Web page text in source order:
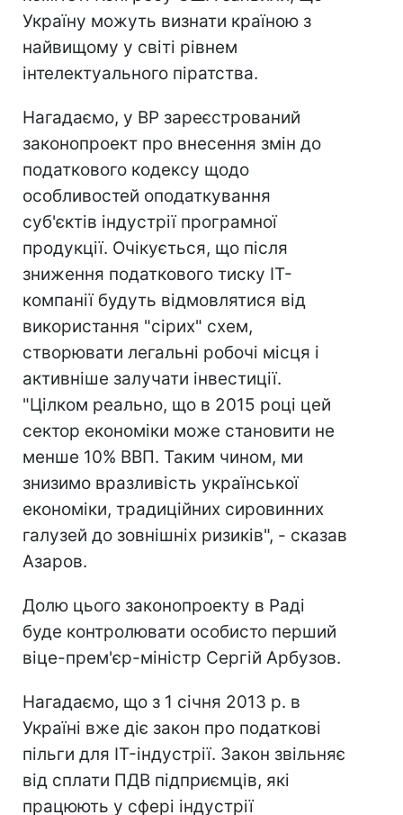
Україну можуть визнати країною з
найвищому у світі рівнем
інтелектуального піратства.
Нагадаємо, у ВР зареєстрований
законопроект про внесення змін до
податкового кодексу щодо
особливостей оподаткування
суб'єктів індустрії програмної
продукції. Очікується, що після
зниження податкового тиску IT-
компанії будуть відмовлятися від
використання "сірих" схем,
створювати легальні робочі місця і
активніше залучати інвестиції.
"Цілком реально, що в 2015 році цей
сектор економіки може становити не
менше 10% ВВП. Таким чином, ми
знизимо вразливість української
економіки, традиційних сировинних
галузей до зовнішніх ризиків", - сказав
Азаров.
Долю цього законопроекту в Раді
буде контролювати особисто перший
віце-прем'єр-міністр Сергій Арбузов.
Нагадаємо, що з 1 січня 2013 р. в
Україні вже діє закон про податкові
пільги для IT-індустрії. Закон звільняє
від сплати ПДВ підприємців, які
працюють у сфері індустрії